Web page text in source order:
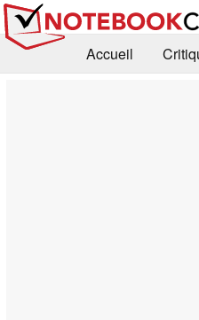
Accueil